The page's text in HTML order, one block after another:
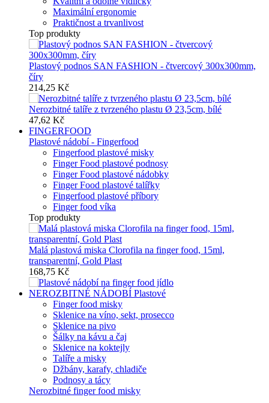
Maximální ergonomie
Praktičnost a trvanlivost
Top produkty
Plastový podnos SAN FASHION - čtvercový 300x300mm,
číry
214,25 Kč
Nerozbitné talíře z tvrzeného plastu Ø 23,5cm, bílé
47,62 Kč
FINGERFOOD
Plastové nádobí - Fingerfood
Fingerfood plastové misky
Finger Food plastové podnosy
Finger Food plastové nádobky
Finger Food plastové talířky
Fingerfood plastové příbory
Finger food víka
Top produkty
Malá plastová miska Clorofila na finger food, 15ml,
transparentní, Gold Plast
168,75 Kč
NEROZBITNÉ NÁDOBÍ Plastové
Finger food misky
Sklenice na víno, sekt, prosecco
Sklenice na pivo
Šálky na kávu a čaj
Sklenice na koktejly
Talíře a misky
Džbány, karafy, chladiče
Podnosy a tácy
Nerozbitné finger food misky